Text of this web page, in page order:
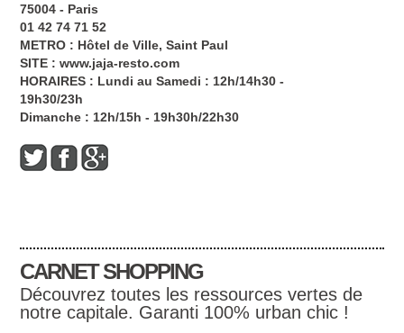
En semaine, le déjeuner affiche des tarifs étonnamment
doux :
• entrée + plat ou plat + dessert : 23 €
• entrée + plat + dessert : 27 €
• menu enfant : 15 €
Un repas complet reste donc sous les 30 €, un niveau
À la carte, un bistrot chic maîtrisé
• entrées : 12–17 €
• plats : 24–29 €
• desserts : 10–16 €
Le hot dog « spécial Jaja », mêlant Morteau et Mont d’Or,
75004 - Paris
01 42 74 71 52
METRO : Hôtel de Ville, Saint Paul
SITE :www.jaja-resto.com
HORAIRES : Lundi au Samedi : 12h/14h30 -
19h30/23h
Dimanche : 12h/15h - 19h30h/22h30
CARNET SHOPPING
Découvrez toutes les ressources vertes de
notre capitale. Garanti 100% urban chic !